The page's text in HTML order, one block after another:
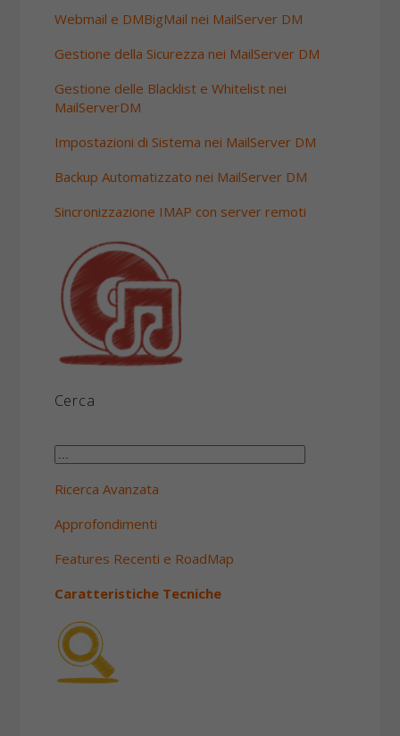
Webmail e DMBigMail nei MailServer DM
Gestione della Sicurezza nei MailServer DM
Gestione delle Blacklist e Whitelist nei
MailServerDM
Impostazioni di Sistema nei MailServer DM
Backup Automatizzato nei MailServer DM
Sincronizzazione IMAP con server remoti
Cerca
Ricerca Avanzata
Approfondimenti
Features Recenti e RoadMap
Caratteristiche Tecniche